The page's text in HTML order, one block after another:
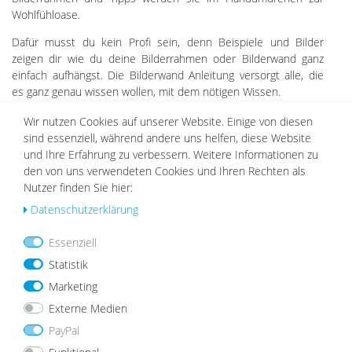
Wohlfühloase.
Dafür musst du kein Profi sein, denn Beispiele und Bilder
zeigen dir wie du deine Bilderrahmen oder Bilderwand ganz
einfach aufhängst. Die Bilderwand Anleitung versorgt alle, die
es ganz genau wissen wollen, mit dem nötigen Wissen.
Empfehlungen
nsc
e
Bilderrahmen Landhaus-Stil
Wir nutzen Cookies auf unserer Website. Einige von diesen
sind essenziell, während andere uns helfen, diese Website
und Ihre Erfahrung zu verbessern. Weitere Informationen zu
den von uns verwendeten Cookies und Ihren Rechten als
Nutzer finden Sie hier:
Daten­schutz­erklärung
Essenziell
Statistik
Marketing
Externe Medien
PayPal